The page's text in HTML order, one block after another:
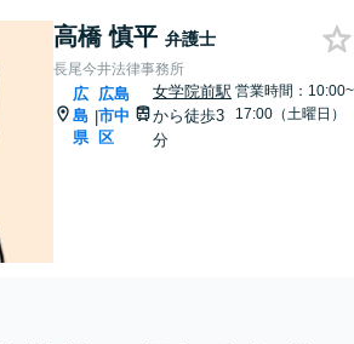
高橋 慎平 弁護士
長尾今井法律事務所
広
島
県
|
広島
市中
区
女学院前駅
から徒歩3
分
営業時間：10:00~
17:00（土曜日）